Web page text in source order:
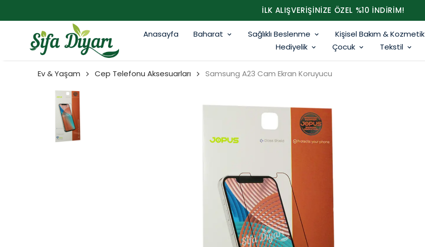
İLK ALIŞVERİŞİNİZE ÖZEL %10 İNDİRİM!
Anasayfa Baharat Sağlıklı Beslenme Kişisel Bakım & Kozmetik
Hediyelik
Çocuk Tekstil
Ev & Yaşam Cep Telefonu Aksesuarları Samsung A23 Cam Ekran Koruyucu